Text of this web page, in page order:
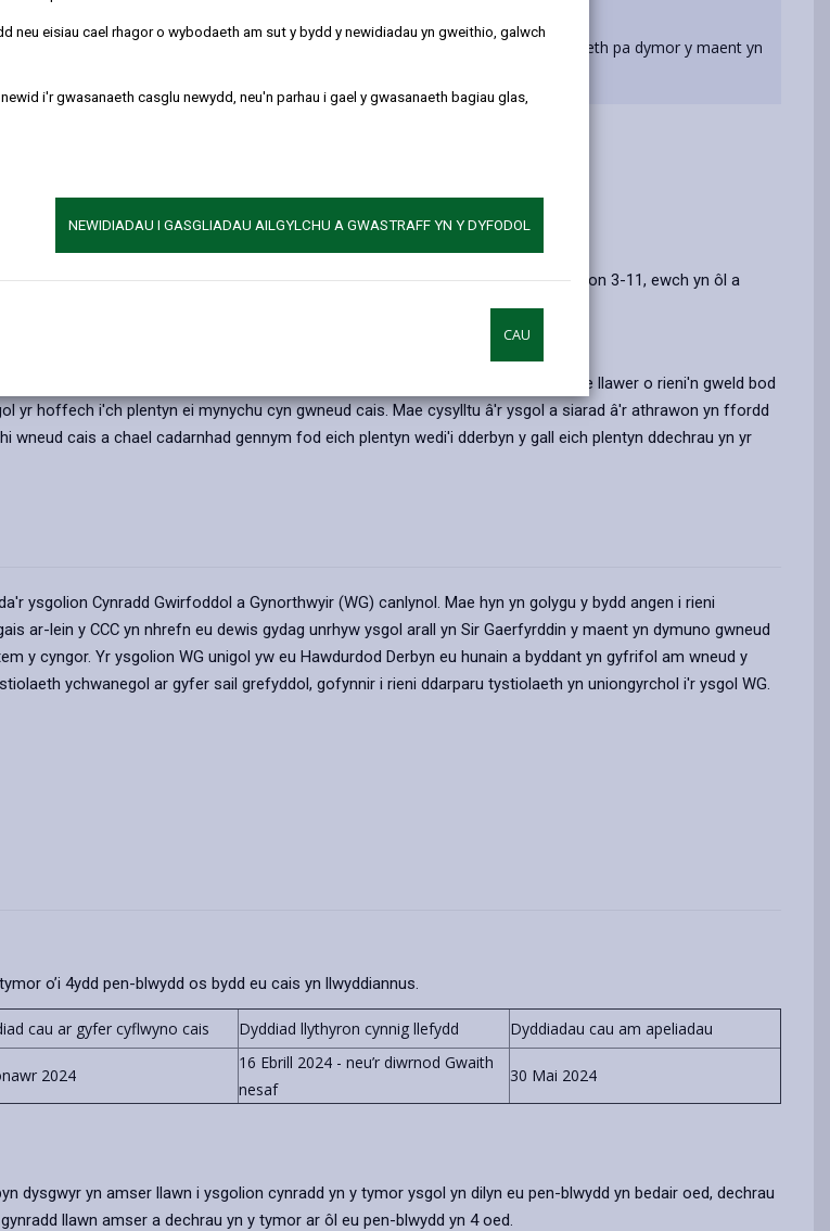
neu eisiau cael rhagor o wybodaeth am sut y bydd y newidiadau yn gweithio, galwch
i'r gwasanaeth casglu newydd, neu'n parhau i gael y gwasanaeth bagiau glas,
NEWIDIADAU I GASGLIADAU AILGYLCHU A GWASTRAFF YN Y DYFODOL
CAU
opens
(Twitter),
cynradd amser llawn, gan fod ceisiadau'n cael eu prosesu fel un grŵp ni waeth pa dymor y maent yn
gynradd(4 oed) yn unig. I wneud cais am le rhan-amser (3 oed) yn un o'n hysgolion 3-11, ewch yn ôl a
ganlynol cyn dechrau ar eich cais.
yn gwneud cais am ysgol mewn sir arall, cysylltwch â nhw'n uniongyrchol.
nid oes rhaid i chi anfon eich plant i'r ysgol nes eu bod yn 5 oed, ond mae llawer o rieni'n gweld bod
yr hoffech i'ch plentyn ei mynychu cyn gwneud cais. Mae cysylltu â'r ysgol a siarad â'r athrawon yn ffordd
cais a chael cadarnhad gennym fod eich plentyn wedi'i dderbyn y gall eich plentyn ddechrau yn yr
ysgolion Cynradd Gwirfoddol a Gynorthwyir (WG) canlynol. Mae hyn yn golygu y bydd angen i rieni
ar-lein y CCC yn nhrefn eu dewis gydag unrhyw ysgol arall yn Sir Gaerfyrddin y maent yn dymuno gwneud
y cyngor. Yr ysgolion WG unigol yw eu Hawdurdod Derbyn eu hunain a byddant yn gyfrifol am wneud y
ychwanegol ar gyfer sail grefyddol, gofynnir i rieni ddarparu tystiolaeth yn uniongyrchol i'r ysgol WG.
o’i 4ydd pen-blwydd os bydd eu cais yn llwyddiannus.
cau ar gyfer cyflwyno cais Dyddiad llythyron cynnig llefydd Dyddiadau cau am apeliadau
2024
16 Ebrill 2024 - neu’r diwrnod Gwaith
nesaf
30 Mai 2024
dysgwyr yn amser llawn i ysgolion cynradd yn y tymor ysgol yn dilyn eu pen-blwydd yn bedair oed, dechrau
llawn amser a dechrau yn y tymor ar ôl eu pen-blwydd yn 4 oed.